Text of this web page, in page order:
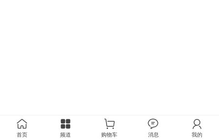
首页 频道 购物车 消息 我的